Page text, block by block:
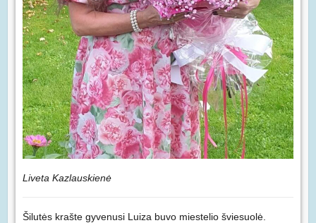
Liveta Kazlauskienė
Šilutės krašte gyvenusi Luiza buvo miestelio šviesuolė.